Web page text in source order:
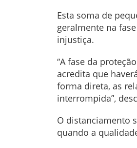
Esta soma de
geralmente na
injustiça.
“A fase da
acredita que
forma direta, as
interrompida”,
O distanciamento
quando a